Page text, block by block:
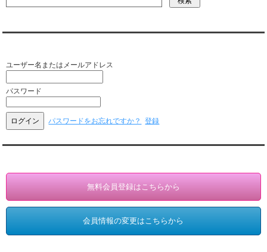
ユーザー名またはメールアドレス
パスワード
パスワードをお忘れですか？ 登録
無料会員登録はこちらから
会員情報の変更はこちらから